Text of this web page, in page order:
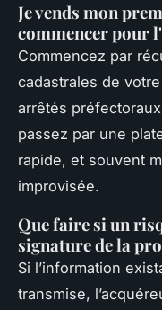
Je vends mon
commencer pour
Commencez par
cadastrales de
arrêtés
passez par une
rapide, et souvent
improvisée.
Que faire si un
signature de la
Si l’information
transmise,